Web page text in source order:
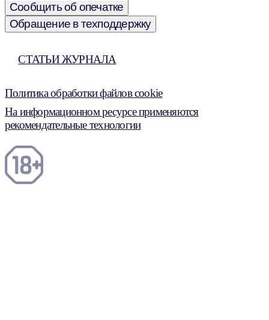
Сообщить об опечатке
Обращение в техподдержку
СТАТЬИ ЖУРНАЛА
Политика обработки файлов cookie
На информационном ресурсе применяются
рекомендательные технологии